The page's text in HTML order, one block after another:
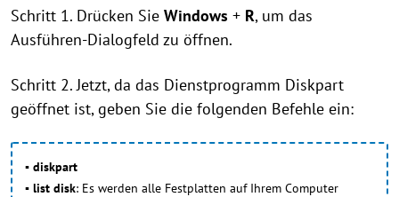
Schritt 1. Drücken Sie Windows + R, um das
Ausführen-Dialogfeld zu öffnen.
Schritt 2. Jetzt, da das Dienstprogramm Diskpart
geöffnet ist, geben Sie die folgenden Befehle ein:
▪ diskpart
▪ list disk: Es werden alle Festplatten auf Ihrem Computer